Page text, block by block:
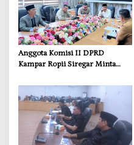
Anggota Komisi II DPRD
Kampar Ropii Siregar Minta
Ancaman Kekosongan Obat
demi Wujudkan Kampar Dihati